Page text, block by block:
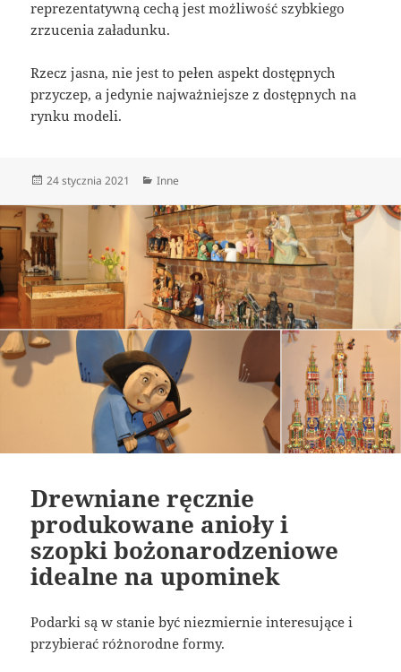
reprezentatywną cechą jest możliwość szybkiego
zrzucenia załadunku.
Rzecz jasna, nie jest to pełen aspekt dostępnych
przyczep, a jedynie najważniejsze z dostępnych na
rynku modeli.
Data
24 stycznia 2021 Kategorie
Inne
Drewniane ręcznie
produkowane anioły i
szopki bożonarodzeniowe
idealne na upominek
Podarki są w stanie być niezmiernie interesujące i
przybierać różnorodne formy.